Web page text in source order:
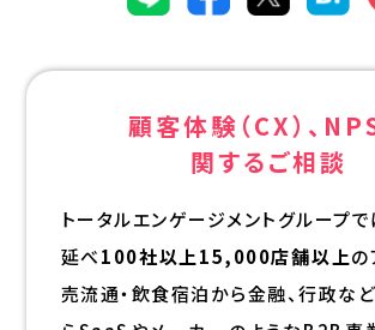
顧客体験（CX）、
関するご相談
トータルエンゲージメントグループで
延べ100社以上15,000店舗以上の
売流通・飲食宿泊から金融、行政な